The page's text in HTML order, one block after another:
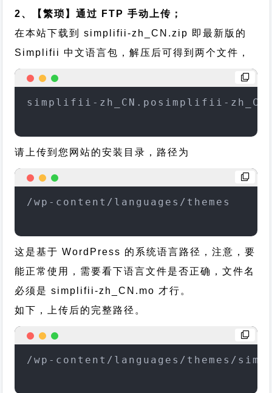
2、【繁琐】通过 FTP 手动上传；
在本站下载到simplifii-zh_CN.zip 即最新版的
Simplifii 中文语言包，解压后可得到两个文件，
simplifii-zh_CN.posimplifii-
请上传到您网站的安装目录，路径为
/wp-content/languages/themes
这是基于 WordPress 的系统语言路径，注意，要
能正常使用，需要看下语言文件是否正确，文件名
必须是 simplifii-zh_CN.mo 才行。
如下，上传后的完整路径。
/wp-content/languages/themes/